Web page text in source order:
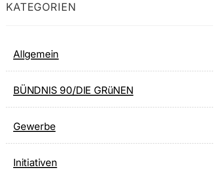
KATEGORIEN
Allgemein
BÜNDNIS 90/DIE GRüNEN
Gewerbe
Initiativen